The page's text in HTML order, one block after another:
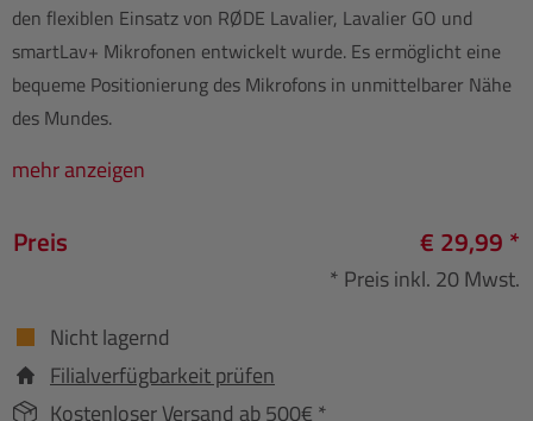
den flexiblen Einsatz von RØDE Lavalier, Lavalier GO und
smartLav+ Mikrofonen entwickelt wurde. Es ermöglicht eine
bequeme Positionierung des Mikrofons in unmittelbarer Nähe
des Mundes.
mehr anzeigen
Preis € 29,99 *
* Preis inkl. 20 Mwst.
Nicht lagernd
Filialverfügbarkeit prüfen
Kostenloser Versand ab 500€ *